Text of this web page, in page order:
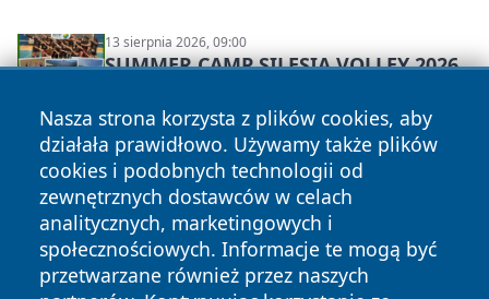
13 sierpnia 2026, 09:00
SUMMER CAMP SILESIA VOLLEY 2026
zgrupowanie dla aktywnych
22 sierpnia 2026, 10:00
Uroczystość odsłonięcia tablicy
pamiątkowej poświęconej pamięci
śp. Edwarda Ruska
Kolejne wydarzenia
Nasza strona korzysta z plików cookies, aby
działała prawidłowo. Używamy także plików
cookies i podobnych technologii od
zewnętrznych dostawców w celach
analitycznych, marketingowych i
społecznościowych. Informacje te mogą być
przetwarzane również przez naszych